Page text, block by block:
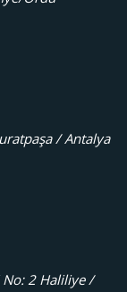
/ Antalya
No: 2 Haliliye /